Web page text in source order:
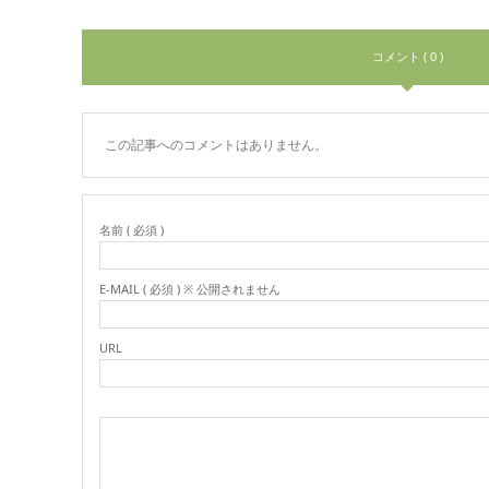
コメント ( 0 )
この記事へのコメントはありません。
名前 ( 必須 )
E-MAIL ( 必須 ) ※ 公開されません
URL